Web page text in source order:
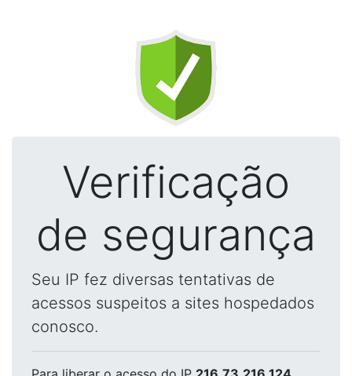
Verificação
de segurança
Seu IP fez diversas tentativas de
acessos suspeitos a sites hospedados
conosco.